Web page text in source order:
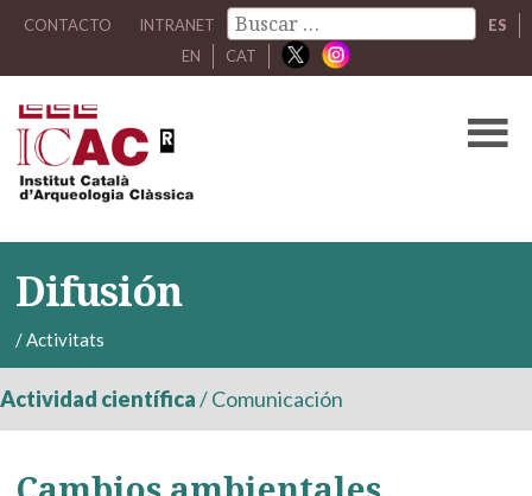
CONTACTO INTRANET
ES
EN
CAT
Difusión
/Activitats
Actividad científica/Comunicación